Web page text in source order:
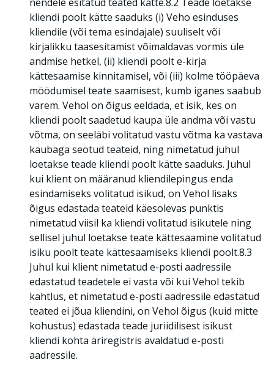
kliendi poolt kätte saaduks (i) Veho esinduses
kliendile (või tema esindajale) suuliselt või
kirjalikku taasesitamist võimaldavas vormis üle
andmise hetkel, (ii) kliendi poolt e-kirja
kättesaamise kinnitamisel, või (iii) kolme tööpäeva
möödumisel teate saamisest, kumb iganes saabub
varem. Vehol on õigus eeldada, et isik, kes on
kliendi poolt saadetud kaupa üle andma või vastu
võtma, on seeläbi volitatud vastu võtma ka vastava
kaubaga seotud teateid, ning nimetatud juhul
loetakse teade kliendi poolt kätte saaduks. Juhul
kui klient on määranud kliendilepingus enda
esindamiseks volitatud isikud, on Vehol lisaks
õigus edastada teateid käesolevas punktis
nimetatud viisil ka kliendi volitatud isikutele ning
sellisel juhul loetakse teate kättesaamine volitatud
isiku poolt teate kättesaamiseks kliendi poolt.8.3
Juhul kui klient nimetatud e-posti aadressile
edastatud teadetele ei vasta või kui Vehol tekib
kahtlus, et nimetatud e-posti aadressile edastatud
teated ei jõua kliendini, on Vehol õigus (kuid mitte
kohustus) edastada teade juriidilisest isikust
kliendi kohta äriregistris avaldatud e-posti
aadressile.